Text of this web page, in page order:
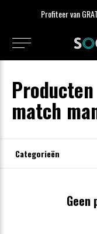
Profiteer van
match
Categorieën
Geen